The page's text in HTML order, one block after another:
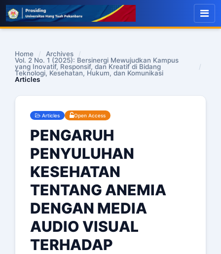
Home / Archives
/
Vol. 2 No. 1 (2025): Bersinergi Mewujudkan Kampus
yang Inovatif, Responsif, dan Kreatif di Bidang
Teknologi, Kesehatan, Hukum, dan Komunikasi
/
Articles
Articles Open Access
PENGARUH
PENYULUHAN
KESEHATAN
TENTANG ANEMIA
DENGAN MEDIA
AUDIO VISUAL
TERHADAP